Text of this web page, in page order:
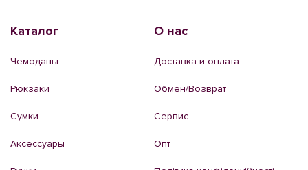
Каталог
Чемоданы
Рюкзаки
Сумки
Аксессуары
О нас
Доставка и оплата
Обмен/Возврат
Сервис
Опт